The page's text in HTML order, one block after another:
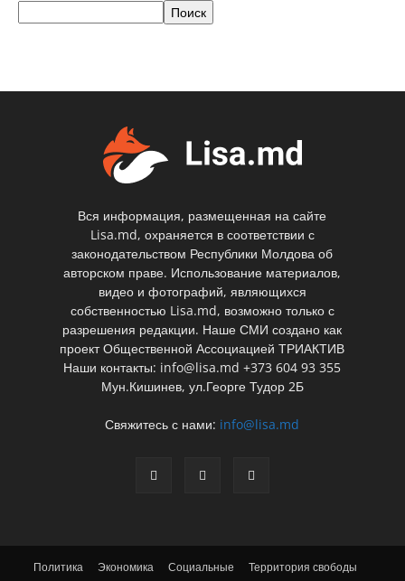
Поиск
Вся информация, размещенная на сайте
Lisa.md, охраняется в соответствии с
законодательством Республики Молдова об
авторском праве. Использование материалов,
видео и фотографий, являющихся
собственностью Lisa.md, возможно только с
разрешения редакции. Наше СМИ создано как
проект Общественной Ассоциацией ТРИАКТИВ
Наши контакты: info@lisa.md +373 604 93 355
Мун.Кишинев, ул.Георге Тудор 2Б
Свяжитесь с нами: info@lisa.md
Политика Экономика Социальные
Территория свободы